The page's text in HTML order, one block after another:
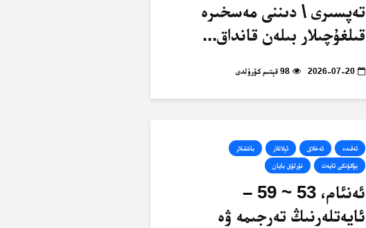
تەپسىرى \ دىننى مەسخىرە
قىلغۇچىلار بىلەن قانداق...
2026-07-20 98 قېتىم كۆرۈلدى
ئەقىدە ئەخلاق ئېلانلار باشقىلار
بۈگۈنكى ئايەت نۇرلۇق بايان
ئەنئام، 53 ~ 59 –
ئايەتلەرنىڭ تەرجىمە ۋە